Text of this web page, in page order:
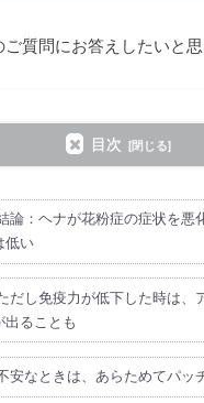
質問にお答えしたいと思
目次
論：ヘナが花粉症の症状を悪
低い
だし免疫力が低下した時は、
出ることも
安なときは、あらためてパッ